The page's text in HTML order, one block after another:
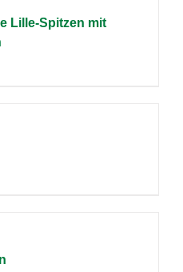
Lille-Spitzen mit